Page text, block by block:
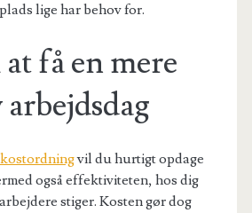
lige har behov for.
få en mere
vil du hurtigt opdage
også effektiviteten, hos dig
stiger. Kosten gør dog